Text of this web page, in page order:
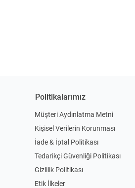
Politikalarımız
Müşteri Aydınlatma Metni
Kişisel Verilerin Korunması
İade & İptal Politikası
Tedarikçi Güvenliği Politikası
Gizlilik Politikası
Etik İlkeler